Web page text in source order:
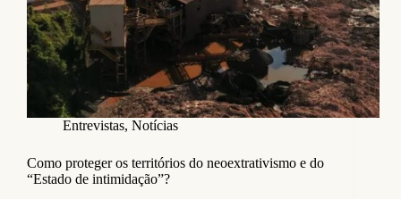
Entrevistas, Notícias
Como proteger os territórios do neoextrativismo e do
“Estado de intimidação”?